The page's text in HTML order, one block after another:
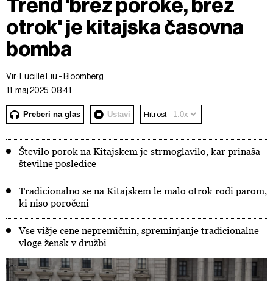
Trend 'brez poroke, brez
otrok' je kitajska časovna
bomba
Vir:
Lucille Liu - Bloomberg
11. maj 2025, 08:41
Preberi na glas Ustavi Hitrost
Število porok na Kitajskem je strmoglavilo, kar prinaša
številne posledice
Tradicionalno se na Kitajskem le malo otrok rodi parom,
ki niso poročeni
Vse višje cene nepremičnin, spreminjanje tradicionalne
vloge žensk v družbi